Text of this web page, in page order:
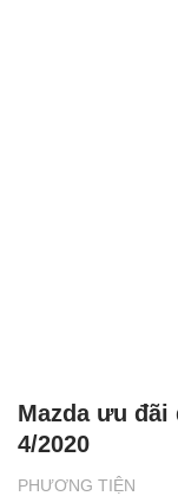
PHƯƠNG TIỆN
Mazda ưu đãi
4/2020